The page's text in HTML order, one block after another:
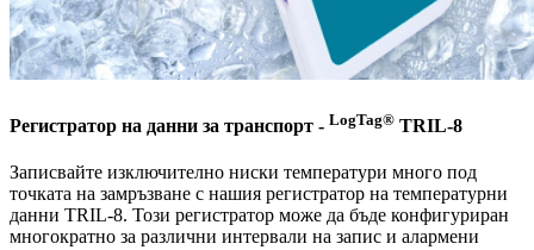
Регистратор на данни за транспорт - LogTag® TRIL-8
Записвайте изключително ниски температури много под
точката на замръзване с нашия регистратор на температурни
данни TRIL-8. Този регистратор може да бъде конфигуриран
многократно за различни интервали на запис и алармени